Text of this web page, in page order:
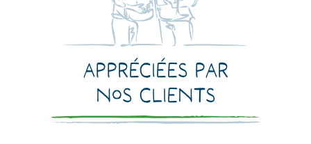
Appréciées par
nos clients